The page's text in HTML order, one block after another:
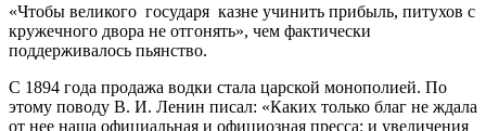
«Чтобы великого государя казне учинить прибыль, питухов с
кружечного двора не отгонять», чем фактически
поддерживалось пьянство.
С 1894 года продажа водки стала царской монополией. По
этому поводу В. И. Ленин писал: «Каких только благ не ждала
от нее наша официальная и официозная пресса: и увеличения